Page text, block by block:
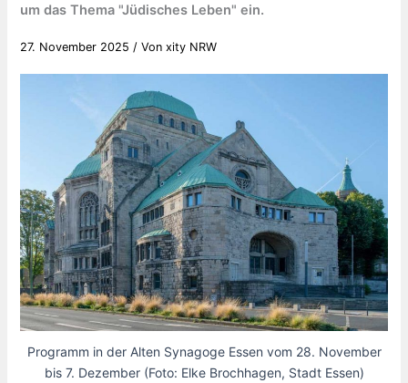
um das Thema "Jüdisches Leben" ein.
27. November 2025 / Vonxity NRW
Programm in der Alten Synagoge Essen vom 28. November
bis 7. Dezember (Foto: Elke Brochhagen, Stadt Essen)